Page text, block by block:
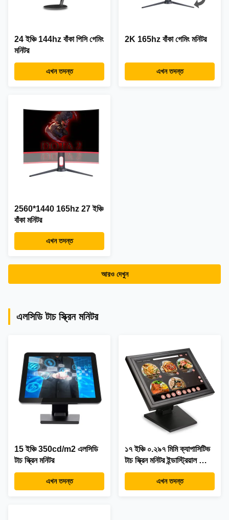
24 ইঞ্চি 144hz বাঁকা পিসি গেমিং
মনিটর
এখন তদন্ত
2K 165hz বাঁকা গেমিং মনিটর
এখন তদন্ত
2560*1440 165hz 27 ইঞ্চি
বাঁকা মনিটর
এখন তদন্ত
আরও দেখুন
এলসিডি টাচ স্ক্রিন মনিটর
15 ইঞ্চি 350cd/m2 এলসিডি
টাচ স্ক্রিন মনিটর
এখন তদন্ত
১৭ ইঞ্চি ০.২৯৭ মিমি ক্যাপাসিটিভ
টাচ স্ক্রিন মনিটর ইন্ডাস্ট্রিয়াল গ্রেড
১২৮০x১০২৪
এখন তদন্ত